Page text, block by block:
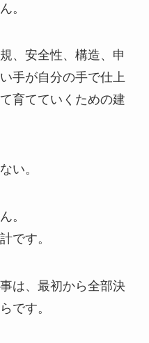
。
、安全性、構造、申
手が自分の手で仕上
育てていくための建
い。
。
です。
は、最初から全部決
です。